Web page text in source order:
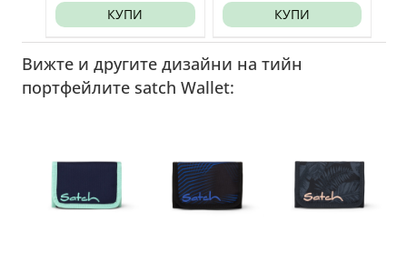
КУПИ КУПИ
Вижте и другите дизайни на тийн
портфейлите satch Wallet: